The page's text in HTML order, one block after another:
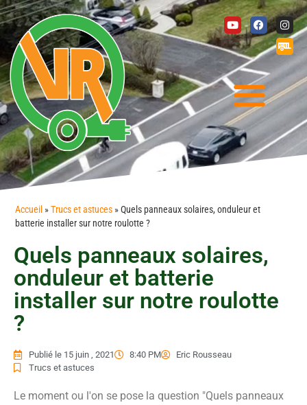
Accueil »Trucs et astuces »Quels panneaux solaires, onduleur et
batterie installer sur notre roulotte ?
Quels panneaux solaires,
onduleur et batterie
installer sur notre roulotte
?
Publié le 15 juin , 2021 8:40 PM
Eric Rousseau
Trucs et astuces
Le moment ou l'on se pose la question "Quels panneaux